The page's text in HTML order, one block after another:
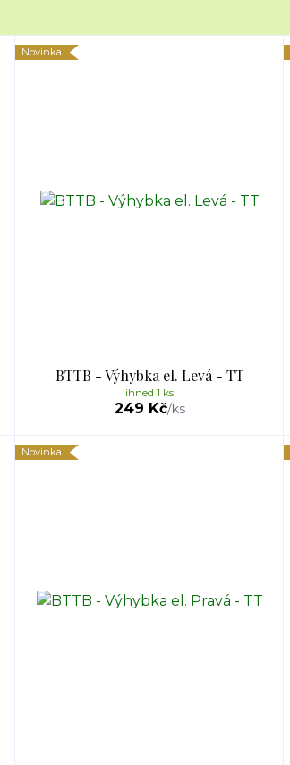
Novinka
BTTB - Výhybka el. Levá - TT
249 Kč/ks
ihned 1 ks
Novinka